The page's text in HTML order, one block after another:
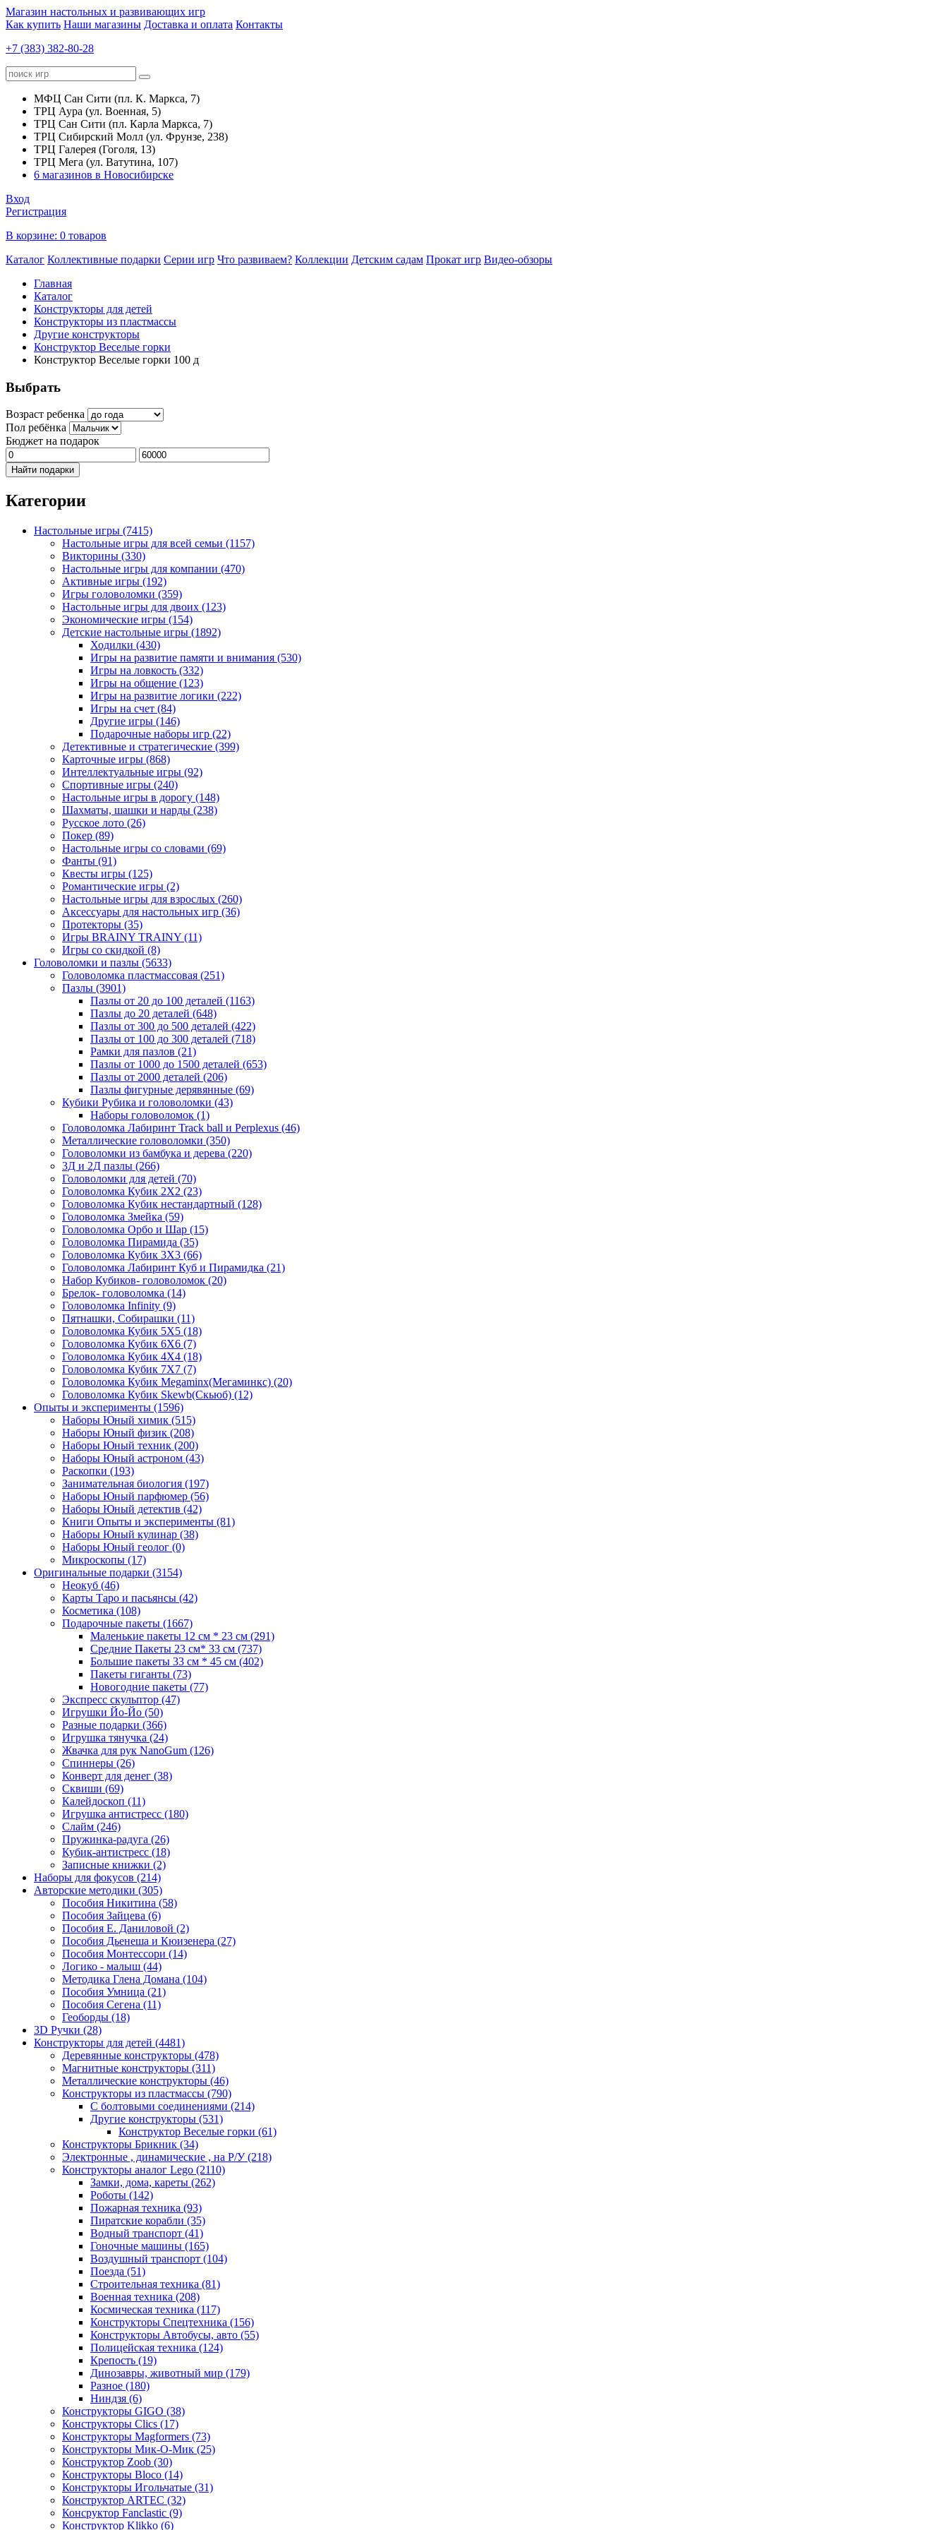
Магазин настольных и развивающих игр
Как купить Наши магазины Доставка и оплата Контакты
+7 (383) 382-80-28
МФЦ Сан Сити (пл. К. Маркса, 7)
ТРЦ Аура (ул. Военная, 5)
ТРЦ Сан Сити (пл. Карла Маркса, 7)
ТРЦ Сибирский Молл (ул. Фрунзе, 238)
ТРЦ Галерея (Гоголя, 13)
ТРЦ Мега (ул. Ватутина, 107)
6 магазинов в Новосибирске
Вход
Регистрация
В корзине: 0 товаров
Каталог Коллективные подарки Серии игр Что развиваем? Коллекции Детским садам Прокат игр Видео-обзоры
Главная
Каталог
Конструкторы для детей
Конструкторы из пластмассы
Другие конструкторы
Конструктор Веселые горки
Конструктор Веселые горки 100 д
Выбрать
Возраст ребенка
Пол ребёнка
Бюджет на подарок
Найти подарки
Категории
Настольные игры (7415)
Настольные игры для всей семьи (1157)
Викторины (330)
Настольные игры для компании (470)
Активные игры (192)
Игры головоломки (359)
Настольные игры для двоих (123)
Экономические игры (154)
Детские настольные игры (1892)
Ходилки (430)
Игры на развитие памяти и внимания (530)
Игры на ловкость (332)
Игры на общение (123)
Игры на развитие логики (222)
Игры на счет (84)
Другие игры (146)
Подарочные наборы игр (22)
Детективные и стратегические (399)
Карточные игры (868)
Интеллектуальные игры (92)
Спортивные игры (240)
Настольные игры в дорогу (148)
Шахматы, шашки и нарды (238)
Русское лото (26)
Покер (89)
Настольные игры со словами (69)
Фанты (91)
Квесты игры (125)
Романтические игры (2)
Настольные игры для взрослых (260)
Аксессуары для настольных игр (36)
Протекторы (35)
Игры BRAINY TRAINY (11)
Игры со скидкой (8)
Головоломки и пазлы (5633)
Головоломка пластмассовая (251)
Пазлы (3901)
Пазлы от 20 до 100 деталей (1163)
Пазлы до 20 деталей (648)
Пазлы от 300 до 500 деталей (422)
Пазлы от 100 до 300 деталей (718)
Рамки для пазлов (21)
Пазлы от 1000 до 1500 деталей (653)
Пазлы от 2000 деталей (206)
Пазлы фигурные дерявянные (69)
Кубики Рубика и головоломки (43)
Наборы головоломок (1)
Головоломка Лабиринт Track ball и Perplexus (46)
Металлические головоломки (350)
Головоломки из бамбука и дерева (220)
3Д и 2Д пазлы (266)
Головоломки для детей (70)
Головоломка Кубик 2Х2 (23)
Головоломка Кубик нестандартный (128)
Головоломка Змейка (59)
Головоломка Орбо и Шар (15)
Головоломка Пирамида (35)
Головоломка Кубик 3Х3 (66)
Головоломка Лабиринт Куб и Пирамидка (21)
Набор Кубиков- головоломок (20)
Брелок- головоломка (14)
Головоломка Infinity (9)
Пятнашки, Собирашки (11)
Головоломка Кубик 5Х5 (18)
Головоломка Кубик 6Х6 (7)
Головоломка Кубик 4Х4 (18)
Головоломка Кубик 7Х7 (7)
Головоломка Кубик Megaminx(Мегаминкс) (20)
Головоломка Кубик Skewb(Скьюб) (12)
Опыты и эксперименты (1596)
Наборы Юный химик (515)
Наборы Юный физик (208)
Наборы Юный техник (200)
Наборы Юный астроном (43)
Раскопки (193)
Занимательная биология (197)
Наборы Юный парфюмер (56)
Наборы Юный детектив (42)
Книги Опыты и эксперименты (81)
Наборы Юный кулинар (38)
Наборы Юный геолог (0)
Микроскопы (17)
Оригинальные подарки (3154)
Неокуб (46)
Карты Таро и пасьянсы (42)
Косметика (108)
Подарочные пакеты (1667)
Маленькие пакеты 12 см * 23 см (291)
Средние Пакеты 23 см* 33 см (737)
Большие пакеты 33 см * 45 см (402)
Пакеты гиганты (73)
Новогодние пакеты (77)
Экспресс скульптор (47)
Игрушки Йо-Йо (50)
Разные подарки (366)
Игрушка тянучка (24)
Жвачка для рук NanoGum (126)
Спиннеры (26)
Конверт для денег (38)
Сквиши (69)
Калейдоскоп (11)
Игрушка антистресс (180)
Слайм (246)
Пружинка-радуга (26)
Кубик-антистресс (18)
Записные книжки (2)
Наборы для фокусов (214)
Авторские методики (305)
Пособия Никитина (58)
Пособия Зайцева (6)
Пособия Е. Даниловой (2)
Пособия Дьенеша и Кюизенера (27)
Пособия Монтессори (14)
Логико - малыш (44)
Методика Глена Домана (104)
Пособия Умница (21)
Пособия Сегена (11)
Геоборды (18)
3D Ручки (28)
Конструкторы для детей (4481)
Деревянные конструкторы (478)
Магнитные конструкторы (311)
Металлические конструкторы (46)
Конструкторы из пластмассы (790)
С болтовыми соединениями (214)
Другие конструкторы (531)
Конструктор Веселые горки (61)
Конструкторы Брикник (34)
Электронные , динамические , на Р/У(218)
Конструкторы аналог Lego (2110)
Замки, дома, кареты (262)
Роботы (142)
Пожарная техника (93)
Пиратские корабли (35)
Водный транспорт (41)
Гоночные машины (165)
Воздушный транспорт (104)
Поезда (51)
Строительная техника (81)
Военная техника (208)
Космическая техника (117)
Конструкторы Спецтехника (156)
Конструкторы Автобусы, авто (55)
Полицейская техника (124)
Крепость (19)
Динозавры, животный мир (179)
Разное (180)
Ниндзя (6)
Конструкторы GIGO (38)
Конструкторы Clics (17)
Конструкторы Magformers (73)
Конструкторы Мик-О-Мик (25)
Конструктор Zoob (30)
Конструкторы Bloco (14)
Конструкторы Игольчатые (31)
Конструктор ARTEC (32)
Консруктор Fanclastic (9)
Конструктор Klikko (6)